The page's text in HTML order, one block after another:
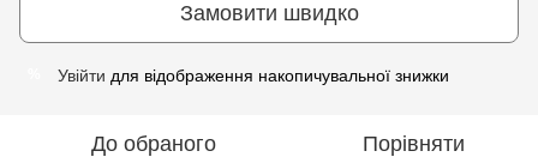
Замовити швидко
Увійти для відображення накопичувальної знижки
До обраного Порівняти